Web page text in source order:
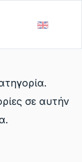
σε αυτήν